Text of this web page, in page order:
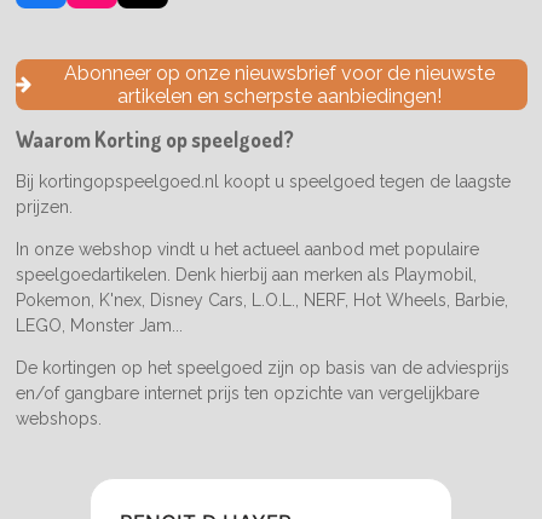
a
e
o
k
n
t
a
g
a
m
i
T
o
k
Abonneer op onze nieuwsbrief voor de nieuwste
artikelen en scherpste aanbiedingen!
Waarom Korting op speelgoed?
Bij kortingopspeelgoed.nl koopt u speelgoed tegen de laagste
prijzen.
In onze webshop vindt u het actueel aanbod met populaire
speelgoedartikelen. Denk hierbij aan merken als Playmobil,
Pokemon, K'nex, Disney Cars, L.O.L., NERF, Hot Wheels, Barbie,
LEGO, Monster Jam...
De kortingen op het speelgoed zijn op basis van de adviesprijs
en/of gangbare internet prijs ten opzichte van vergelijkbare
webshops.